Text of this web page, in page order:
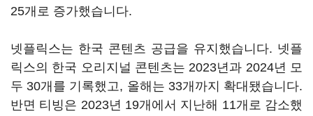
25개로 증가했습니다.
넷플릭스는 한국 콘텐츠 공급을 유지했습니다. 넷플
릭스의 한국 오리지널 콘텐츠는 2023년과 2024년 모
두 30개를 기록했고, 올해는 33개까지 확대됐습니다.
반면 티빙은 2023년 19개에서 지난해 11개로 감소했